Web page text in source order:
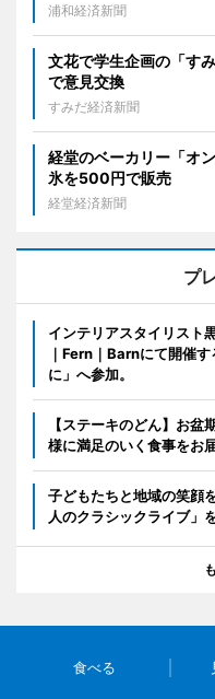
浦和経済新聞
文花で学生企画の「す
で意見交換
すみだ経済新聞
経堂のベーカリー「オ
氷を500円で販売
経堂経済新聞
プ
インテリアスタイリス
｜Fern｜Barnにて開催
に」へ参加。
【ステーキのどん】お
様に満足のいく食事をお
子どもたちと地域の笑
人のクラシックライブ」
食べる